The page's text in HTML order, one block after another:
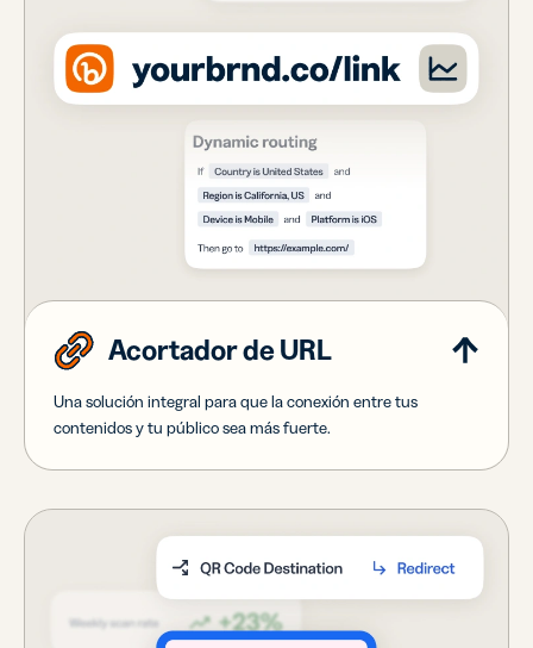
Acortador de URL
Una solución integral para que la conexión entre tus
contenidos y tu público sea más fuerte.